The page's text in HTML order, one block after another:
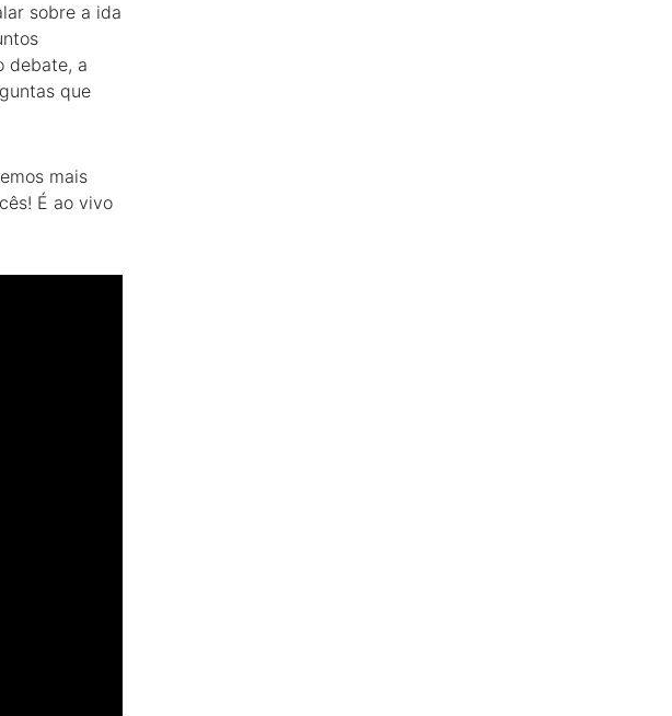
sobre a ida
debate, a
que
mais
É ao vivo